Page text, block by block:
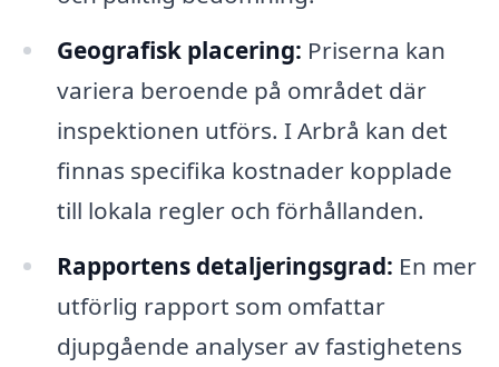
Geografisk placering: Priserna kan
variera beroende på området där
inspektionen utförs. I Arbrå kan det
finnas specifika kostnader kopplade
till lokala regler och förhållanden.
Rapportens detaljeringsgrad: En mer
utförlig rapport som omfattar
djupgående analyser av fastighetens